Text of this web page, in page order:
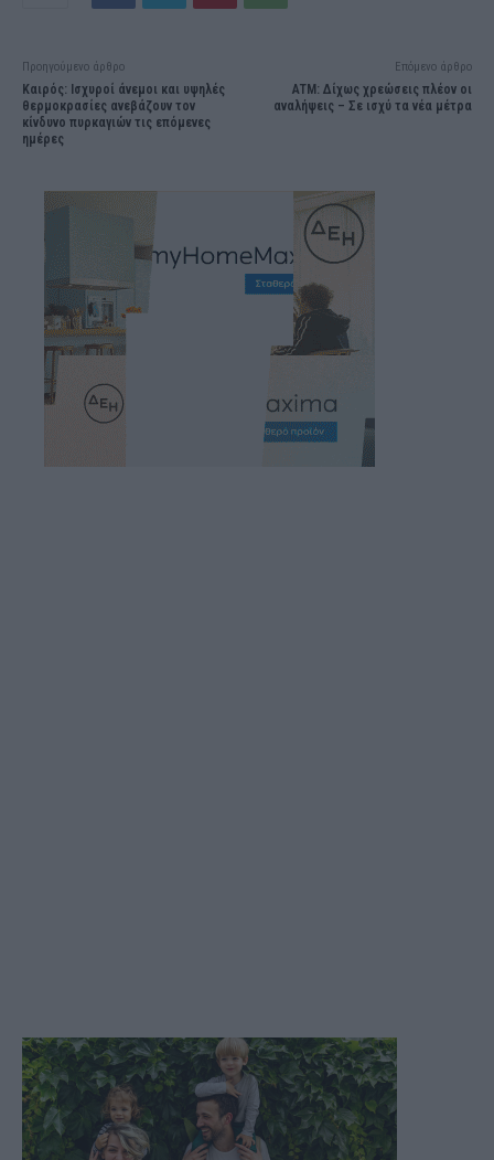
Προηγούμενο άρθρο
Καιρός: Ισχυροί άνεμοι και υψηλές
θερμοκρασίες ανεβάζουν τον
κίνδυνο πυρκαγιών τις επόμενες
ημέρες
Επόμενο άρθρο
ΑΤΜ: Δίχως χρεώσεις πλέον οι
αναλήψεις – Σε ισχύ τα νέα μέτρα